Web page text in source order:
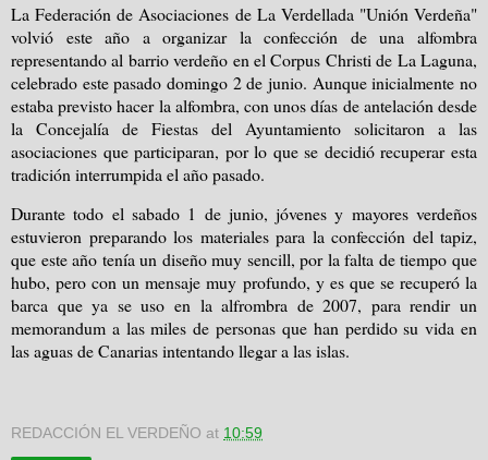
La Federación de Asociaciones de La Verdellada "Unión Verdeña"
volvió este año a organizar la confección de una alfombra
representando al barrio verdeño en el Corpus Christi de La Laguna,
celebrado este pasado domingo 2 de junio. Aunque inicialmente no
estaba previsto hacer la alfombra, con unos días de antelación desde
la Concejalía de Fiestas del Ayuntamiento solicitaron a las
asociaciones que participaran, por lo que se decidió recuperar esta
tradición interrumpida el año pasado.
Durante todo el sabado 1 de junio, jóvenes y mayores verdeños
estuvieron preparando los materiales para la confección del tapiz,
que este año tenía un diseño muy sencill, por la falta de tiempo que
hubo, pero con un mensaje muy profundo, y es que se recuperó la
barca que ya se uso en la alfrombra de 2007, para rendir un
memorandum a las miles de personas que han perdido su vida en
las aguas de Canarias intentando llegar a las islas.
REDACCIÓN EL VERDEÑO at 10:59